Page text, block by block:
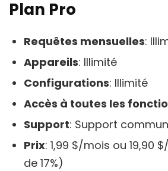
Plan Pro
Requêtes mensuelles:
Appareils: Illimité
Configurations: Illimité
Accès à toutes les
Support: Support
Prix: 1,99 $/mois ou 19,90
de 17%)